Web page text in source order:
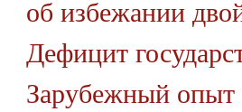
об избежании
Дефицит
Зарубежный опыт